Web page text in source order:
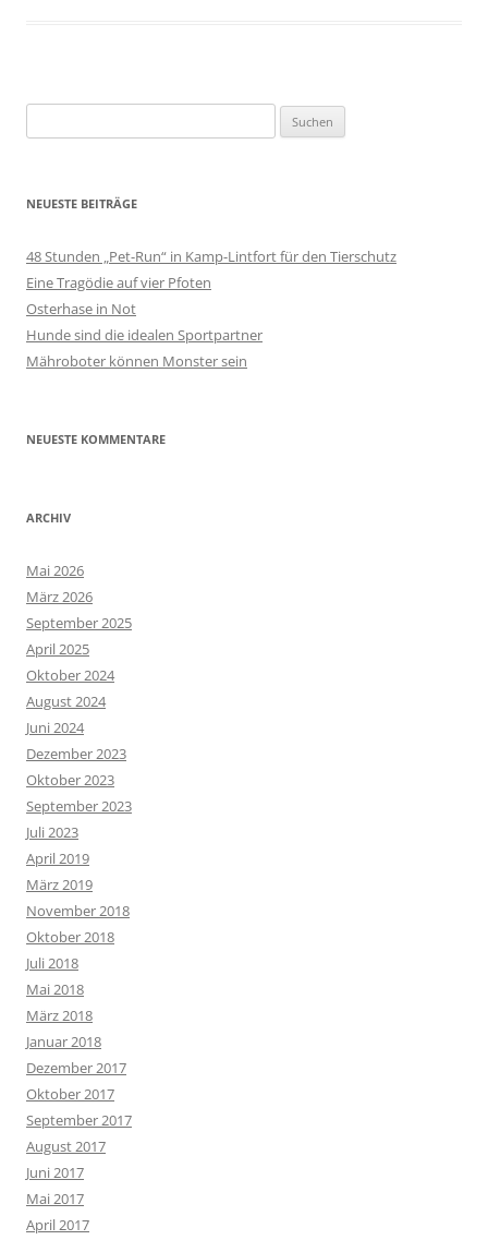
nach:
NEUESTE BEITRÄGE
48 Stunden „Pet-Run“ in Kamp-Lintfort für den Tierschutz
Eine Tragödie auf vier Pfoten
Osterhase in Not
Hunde sind die idealen Sportpartner
Mähroboter können Monster sein
NEUESTE KOMMENTARE
ARCHIV
Mai 2026
März 2026
September 2025
April 2025
Oktober 2024
August 2024
Juni 2024
Dezember 2023
Oktober 2023
September 2023
Juli 2023
April 2019
März 2019
November 2018
Oktober 2018
Juli 2018
Mai 2018
März 2018
Januar 2018
Dezember 2017
Oktober 2017
September 2017
August 2017
Juni 2017
Mai 2017
April 2017